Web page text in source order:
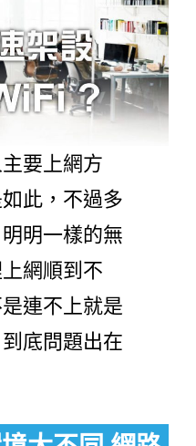
要上網方
此，不過多
明一樣的無
網順到不
連不上就是
底問題出在